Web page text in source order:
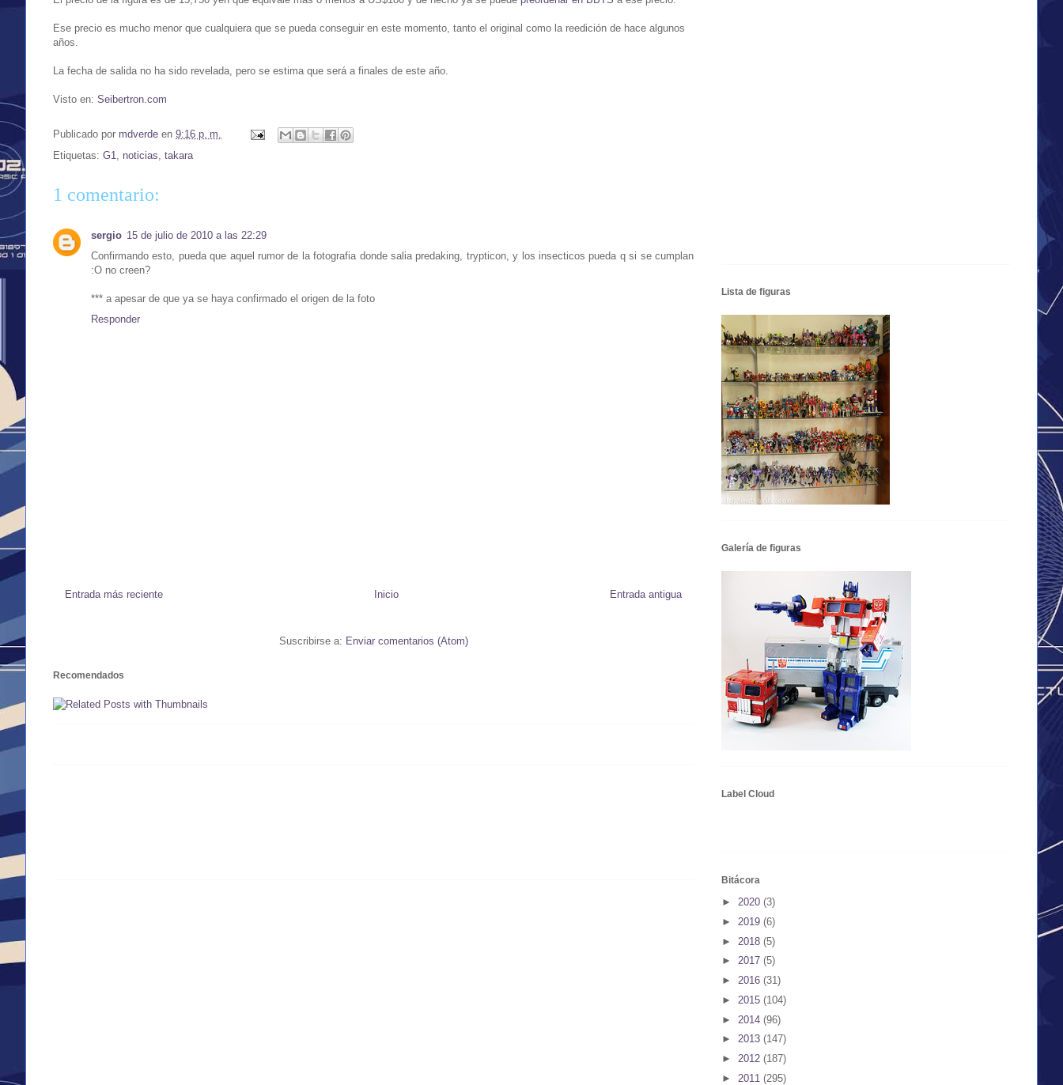
Ese precio es mucho menor que cualquiera que se pueda conseguir en este momento, tanto el original como la reedición de hace algunos
años.
La fecha de salida no ha sido revelada, pero se estima que será a finales de este año.
Visto en: Seibertron.com
Publicado por mdverde en 9:16 p. m.
Etiquetas: G1 noticias takara
1 comentario:
sergio 15 de julio de 2010 a las 22:29
Confirmando esto, pueda que aquel rumor de la fotografia donde salia predaking, trypticon, y los insecticos pueda q si se cumplan
:O no creen?
*** a apesar de que ya se haya confirmado el origen de la foto
Responder
Entrada más reciente Entrada antigua
Inicio
Suscribirse a: Enviar comentarios (Atom)
Recomendados
Lista de figuras
Galería de figuras
Label Cloud
Bitácora
► 2020 (3)
► 2019 (6)
► 2018 (5)
► 2017 (5)
► 2016 (31)
► 2015 (104)
► 2014 (96)
► 2013 (147)
► 2012 (187)
► 2011 (295)